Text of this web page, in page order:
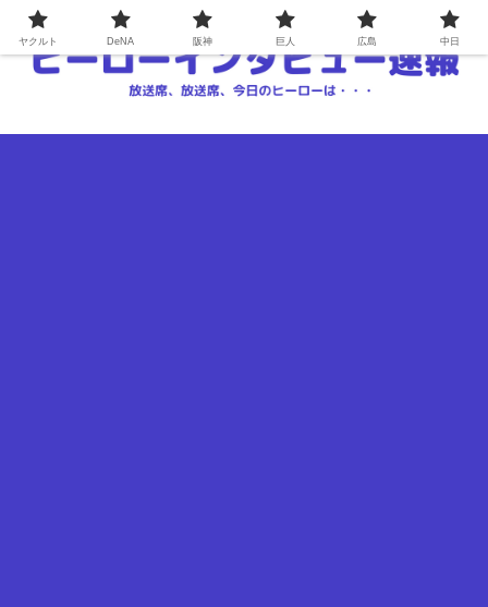
ヤクルト DeNA 阪神 巨人 広島 中日